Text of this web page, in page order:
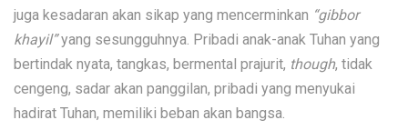
juga kesadaran akan sikap yang mencerminkan “gibbor
khayil”yang sesungguhnya. Pribadi anak-anak Tuhan yang
bertindak nyata, tangkas, bermental prajurit, though, tidak
cengeng, sadar akan panggilan, pribadi yang menyukai
hadirat Tuhan, memiliki beban akan bangsa.